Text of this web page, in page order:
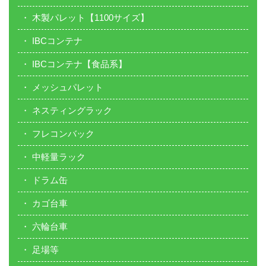
木製パレット【1100サイズ】
IBCコンテナ
IBCコンテナ【食品系】
メッシュパレット
ネスティングラック
フレコンバック
中軽量ラック
ドラム缶
カゴ台車
六輪台車
足場等